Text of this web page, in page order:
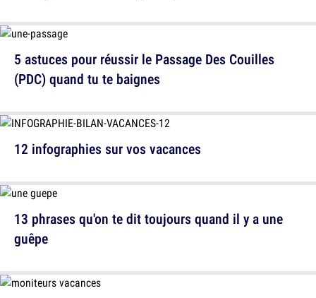
5 astuces pour réussir le Passage Des Couilles
(PDC) quand tu te baignes
13 phrases qu'on te dit toujours quand il y a une
guêpe
12 infographies sur vos vacances